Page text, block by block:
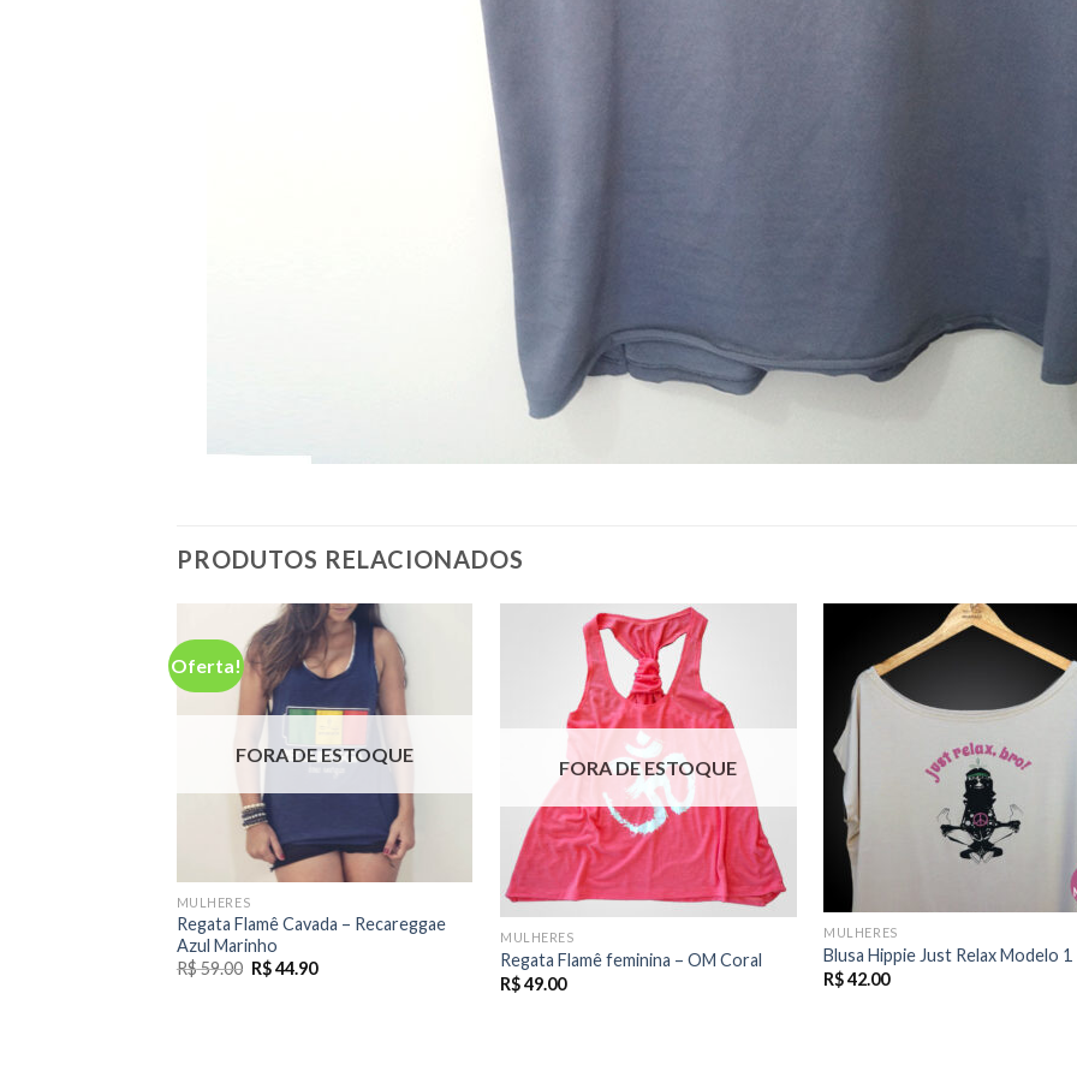
PRODUTOS RELACIONADOS
Oferta!
FORA DE ESTOQUE
MULHERES
Regata Flamê Cavada – Recareggae
Azul Marinho
R$59.00 O
preço
R$44.90O
FORA DE ESTOQUE
MULHERES
Regata Flamê feminina – OM Coral
R$49.00
MULHERES
Blusa Hippie Just Relax Modelo 1
R$42.00